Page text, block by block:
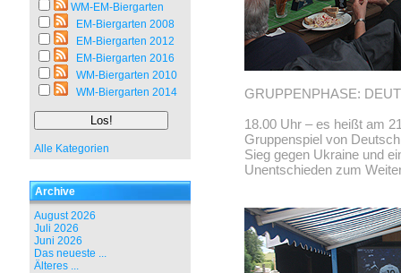
WM-EM-Biergarten
EM-Biergarten 2008
EM-Biergarten 2012
EM-Biergarten 2016
WM-Biergarten 2010
WM-Biergarten 2014
Alle Kategorien
Archive
August 2026
Juli 2026
Juni 2026
Das neueste ...
Älteres ...
GRUPPENPHASE:
18.00 Uhr – es heißt am
Gruppenspiel von
Sieg gegen Ukraine und
Unentschieden zum